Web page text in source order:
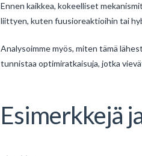
Ennen kaikkea, kokeelliset
liittyen, kuten fuusioreaktioihin tai
Analysoimme myös, miten tämä
tunnistaa optimiratkaisuja, jotka
Esimerkkejä